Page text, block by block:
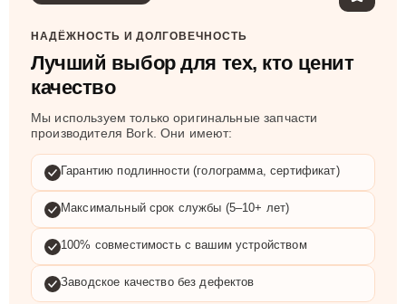
НАДЁЖНОСТЬ И ДОЛГОВЕЧНОСТЬ
Лучший выбор для тех, кто ценит
качество
Мы используем только оригинальные запчасти
производителя Bork. Они имеют:
Гарантию подлинности (голограмма, сертификат)
Максимальный срок службы (5–10+ лет)
100% совместимость с вашим устройством
Заводское качество без дефектов